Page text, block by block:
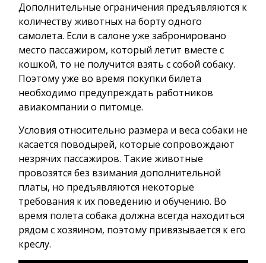
Дополнительные ограничения предъявляются к
количеству животных на борту одного
самолета. Если в салоне уже забронировано
место пассажиром, который летит вместе с
кошкой, то не получится взять с собой собаку.
Поэтому уже во время покупки билета
необходимо предупреждать работников
авиакомпании о питомце.
Условия относительно размера и веса собаки не
касается поводырей, которые сопровождают
незрячих пассажиров. Такие животные
провозятся без взимания дополнительной
платы, но предъявляются некоторые
требования к их поведению и обучению. Во
время полета собака должна всегда находиться
рядом с хозяином, поэтому привязывается к его
креслу.